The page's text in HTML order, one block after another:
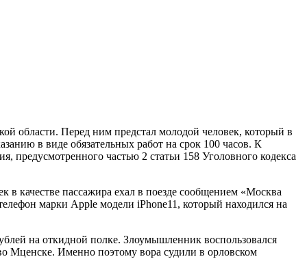
области. Перед ним предстал молодой человек, который в
в виде обязательных работ на срок 100 часов. К
частью 2 статьи 158 Уголовного кодекса
качестве пассажира ехал в поезде сообщением «Москва
марки Apple модели iPhone11, который находился на
на откидной полке. Злоумышленник воспользовался
Мценске. Именно поэтому вора судили в орловском